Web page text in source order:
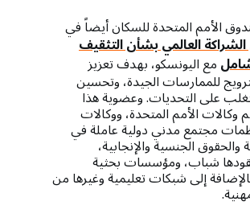
الأمم المتحدة للسكان أيضاً في
العالمي بشأن التثقيف
مع اليونسكو، بهدف تعزيز
للممارسات الجيدة، وتحسين
على التحديات. وعضوية هذا
وكالات الأمم المتحدة، ووكالات
مجتمع مدني دولية عاملة في
الجنسية والإنجابية،
شباب، ومؤسسات بحثية
إلى شبكات تعليمية وغيرها من